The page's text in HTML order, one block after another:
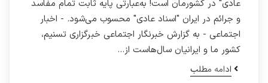
عادی" در کشورمان است! به‌عبارتی پایه ثابت تمام مفاسد
و جرائم در ایران "اسناد عادی" محسوب می‌شود. - اخبار
اجتماعی - به گزارش خبرنگار اجتماعی خبرگزاری تسنیم،
کشور ما و ایرانیان سال‌هاست از…
ادامه مطلب